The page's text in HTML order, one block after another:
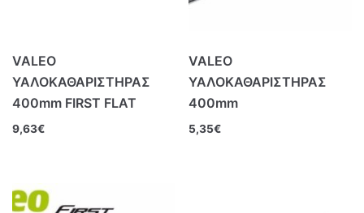
VALEO
ΥΑΛΟΚΑΘΑΡΙΣΤΗΡΑΣ
400mm FIRST FLAT
9,63€
VALEO
ΥΑΛΟΚΑΘΑΡΙΣΤΗΡΑΣ
400mm
5,35€